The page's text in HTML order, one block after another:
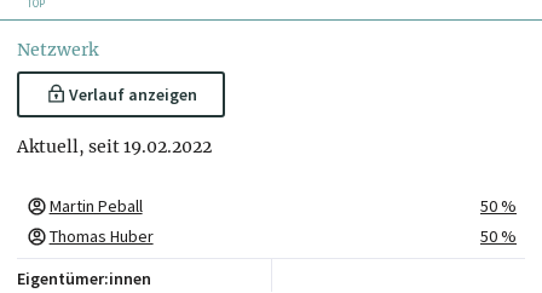
TOP
Netzwerk
Verlauf anzeigen
Aktuell, seit 19.02.2022
Martin Peball
50 %
Thomas Huber
50 %
Eigentümer:innen